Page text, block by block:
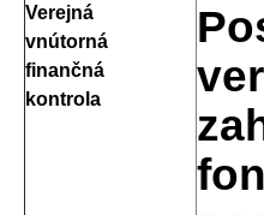
Verejná
vnútorná
finančná
kontrola